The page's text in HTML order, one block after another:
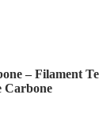
– Filament
Carbone